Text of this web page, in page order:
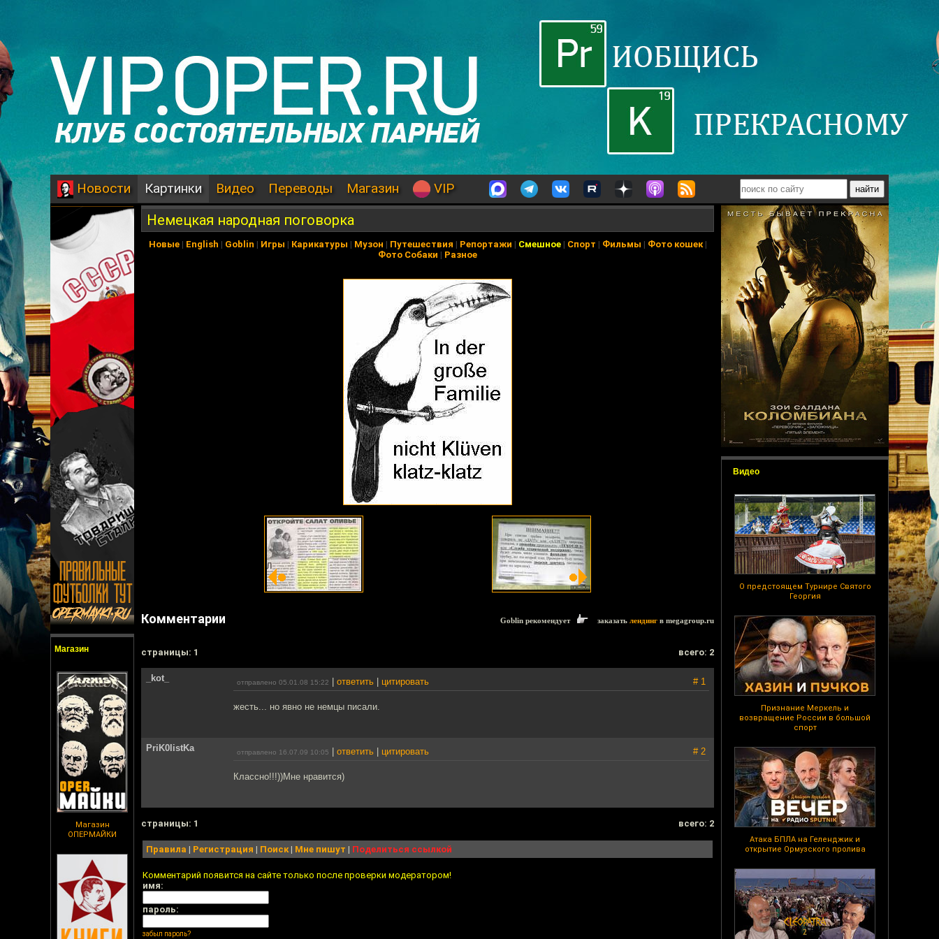
Новости Картинки Видео Переводы Магазин VIP
Магазин
Магазин
ОПЕРМАЙКИ
Видео
О предстоящем Турнире Святого
Георгия
Признание Меркель и
возвращение России в большой
спорт
Атака БПЛА на Геленджик и
открытие Ормузского пролива
Немецкая народная поговорка
Новые| English | Goblin | Игры | Карикатуры | Музон | Путешествия | Репортажи | Смешное| Спорт | Фильмы | Фото кошек|
Фото Собаки | Разное
Комментарии Goblin рекомендует заказать лендинг в megagroup.ru
cтраницы: 1 всего: 2
_kot_ отправлено 05.01.08 15:22 ответить цитировать # 1
жесть... но явно не немцы писали.
PriK0listKa отправлено 16.07.09 10:05 ответить цитировать # 2
Классно!!!))Мне нравится)
cтраницы: 1 всего: 2
Правила | Регистрация | Поиск| Мне пишут | Поделиться ссылкой
Комментарий появится на сайте только после проверки модератором!
имя:
пароль:
забыл пароль?